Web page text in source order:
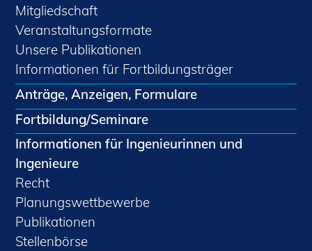
Mitgliedschaft
Veranstaltungsformate
Unsere Publikationen
Informationen für Fortbildungsträger
Anträge, Anzeigen, Formulare
Fortbildung/Seminare
Informationen für Ingenieurinnen und
Ingenieure
Recht
Planungswettbewerbe
Publikationen
Stellenbörse